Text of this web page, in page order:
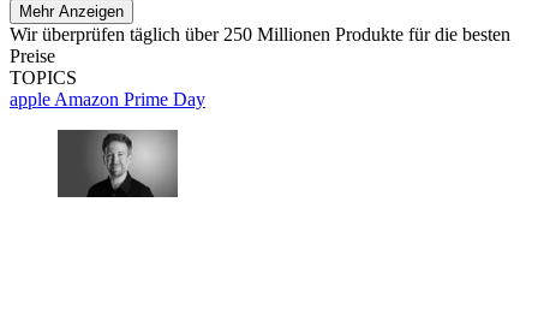
Mehr Anzeigen
Wir überprüfen täglich über 250 Millionen Produkte für die besten
Preise
TOPICS
apple Amazon Prime Day